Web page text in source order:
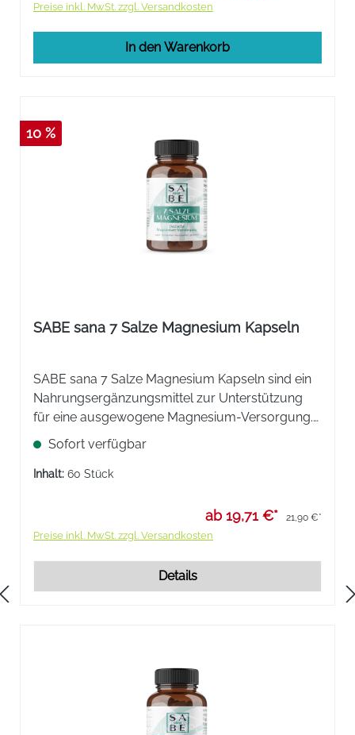
Preise inkl. MwSt. zzgl. Versandkosten
In den Warenkorb
10 %
SABE sana 7 Salze Magnesium Kapseln
SABE sana 7 Salze Magnesium Kapseln sind ein
Nahrungsergänzungsmittel zur Unterstützung
für eine ausgewogene Magnesium-Versorgung.
Der essenzielle Mineralstoff sorgt für eine
normale Funktion des menschlichen
Nervensystems und der Muskulatur.
Sofort verfügbar
Inhalt: 60 Stück
ab 19,71 €* 21,90 €*
Preise inkl. MwSt. zzgl. Versandkosten
Details